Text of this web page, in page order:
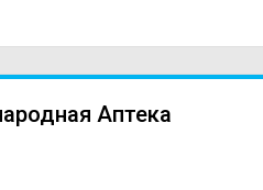
Аптека